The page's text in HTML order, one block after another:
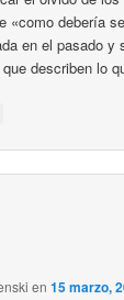
«como debería
en el pasado y
describen lo
en15 marzo,